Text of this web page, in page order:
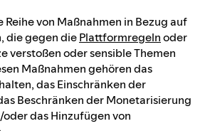
Ansatz zum Thema gewalttätiger
auf Spotify verstehen
Reihe von Maßnahmen in Bezug auf
die gegen diePlattformregelnoder
verstoßen oder sensible Themen
Maßnahmen gehören das
das Einschränken der
Beschränken der Monetarisierung
das Hinzufügen von